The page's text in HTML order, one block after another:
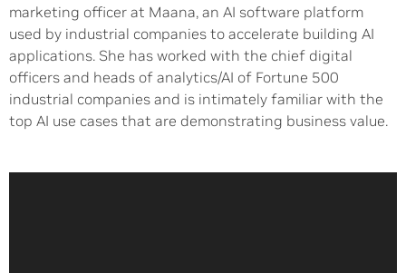
marketing officer at Maana, an AI software platform
used by industrial companies to accelerate building AI
applications. She has worked with the chief digital
officers and heads of analytics/AI of Fortune 500
industrial companies and is intimately familiar with the
top AI use cases that are demonstrating business value.